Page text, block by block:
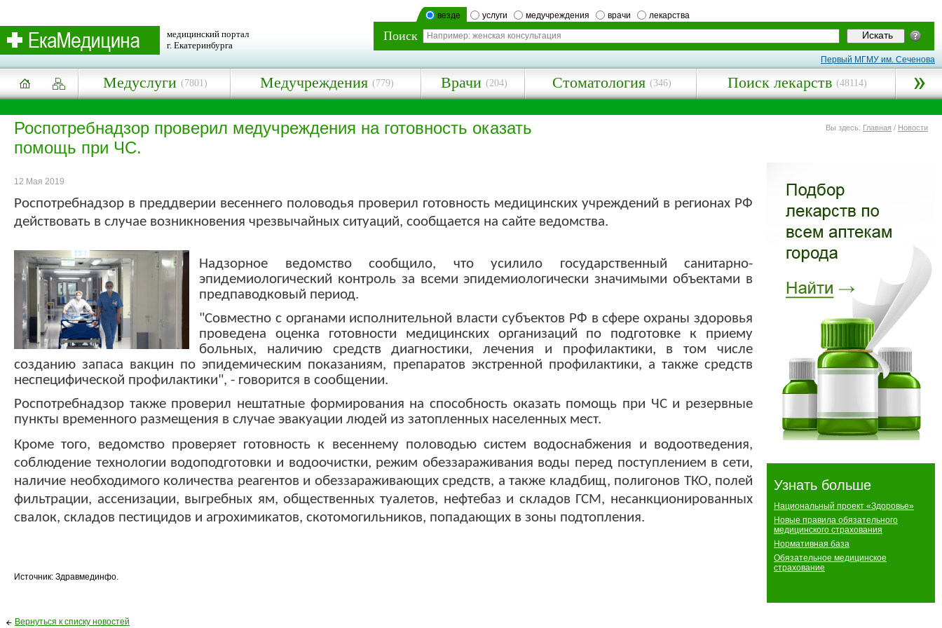
везде услуги медучреждения врачи лекарства
Поиск
медицинский портал
г. Екатеринбурга
Первый МГМУ им. Сеченова
Медуслуги (7801) Медучреждения (779) Врачи (204) Стоматология (346) Поиск лекарств (48114)
Роспотребнадзор проверил медучреждения на готовность оказать
помощь при ЧС.
Вы здесь: Главная / Новости
Узнать больше
Национальный проект «Здоровье»
Новые правила обязательного
медицинского страхования
Нормативная база
Обязательное медицинское
страхование
12 Мая 2019
Роспотребнадзор в преддверии весеннего половодья проверил готовность медицинских учреждений в регионах РФ
действовать в случае возникновения чрезвычайных ситуаций, сообщается на сайте ведомства.
Надзорное ведомство сообщило, что усилило государственный санитарно-
эпидемиологический контроль за всеми эпидемиологически значимыми объектами в
предпаводковый период.
"Совместно с органами исполнительной власти субъектов РФ в сфере охраны здоровья
проведена оценка готовности медицинских организаций по подготовке к приему
больных, наличию средств диагностики, лечения и профилактики, в том числе
созданию запаса вакцин по эпидемическим показаниям, препаратов экстренной профилактики, а также средств
неспецифической профилактики", - говорится в сообщении.
Роспотребнадзор также проверил нештатные формирования на способность оказать помощь при ЧС и резервные
пункты временного размещения в случае эвакуации людей из затопленных населенных мест.
Кроме того, ведомство проверяет готовность к весеннему половодью систем водоснабжения и водоотведения,
соблюдение технологии водоподготовки и водоочистки, режим обеззараживания воды перед поступлением в сети,
наличие необходимого количества реагентов и обеззараживающих средств, а также кладбищ, полигонов ТКО, полей
фильтрации, ассенизации, выгребных ям, общественных туалетов, нефтебаз и складов ГСМ, несанкционированных
свалок, складов пестицидов и агрохимикатов, скотомогильников, попадающих в зоны подтопления.
Источник: Здравмединфо.
Вернуться к списку новостей